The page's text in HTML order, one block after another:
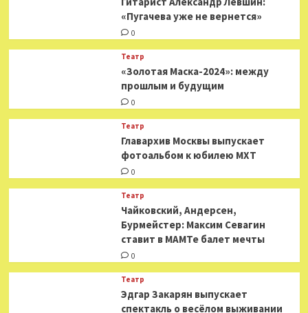
«Пугачева уже не вернется»
0
Театр
«Золотая Маска-2024»: между
прошлым и будущим
0
Театр
​​Главархив Москвы выпускает
фотоальбом к юбилею МХТ
0
Театр
​​Чайковский, Андерсен,
Бурмейстер: Максим Севагин
ставит в МАМТе балет мечты
0
Театр
Эдгар Закарян выпускает
спектакль о весёлом выживании